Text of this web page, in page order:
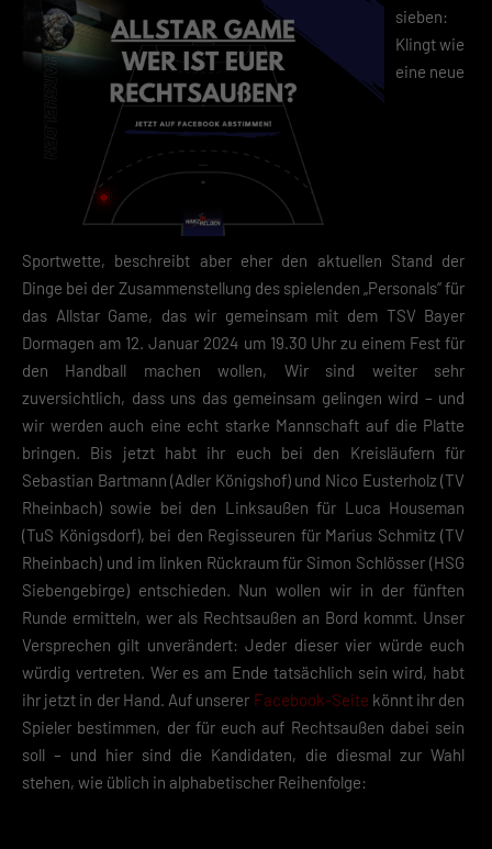
sieben:
Klingt wie
eine neue
Sportwette, beschreibt aber eher den aktuellen Stand der
Dinge bei der Zusammenstellung des spielenden „Personals“ für
das Allstar Game, das wir gemeinsam mit dem TSV Bayer
Dormagen am 12. Januar 2024 um 19.30 Uhr zu einem Fest für
den Handball machen wollen, Wir sind weiter sehr
zuversichtlich, dass uns das gemeinsam gelingen wird – und
wir werden auch eine echt starke Mannschaft auf die Platte
bringen. Bis jetzt habt ihr euch bei den Kreisläufern für
Sebastian Bartmann (Adler Königshof) und Nico Eusterholz (TV
Rheinbach) sowie bei den Linksaußen für Luca Houseman
(TuS Königsdorf), bei den Regisseuren für Marius Schmitz (TV
Rheinbach) und im linken Rückraum für Simon Schlösser (HSG
Siebengebirge) entschieden. Nun wollen wir in der fünften
Runde ermitteln, wer als Rechtsaußen an Bord kommt. Unser
Versprechen gilt unverändert: Jeder dieser vier würde euch
würdig vertreten. Wer es am Ende tatsächlich sein wird, habt
ihr jetzt in der Hand. Auf unserer Facebook-Seite könnt ihr den
Spieler bestimmen, der für euch auf Rechtsaußen dabei sein
soll – und hier sind die Kandidaten, die diesmal zur Wahl
stehen, wie üblich in alphabetischer Reihenfolge: